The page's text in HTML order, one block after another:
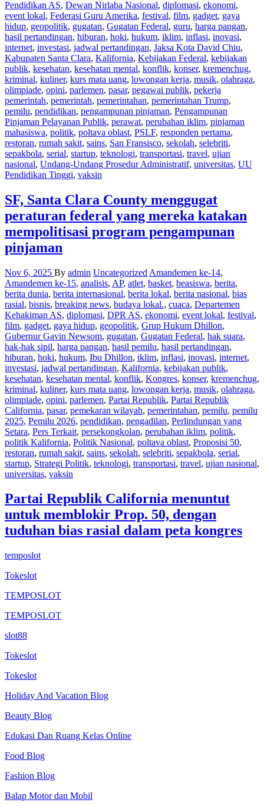
Pendidikan AS, Dewan Nirlaba Nasional, diplomasi, ekonomi,
event lokal, Federasi Guru Amerika, festival, film, gadget, gaya
hidup, geopolitik, gugatan, Gugatan Federal, guru, harga pangan,
hasil pertandingan, hiburan, hoki, hukum, iklim, inflasi, inovasi,
internet, investasi, jadwal pertandingan, Jaksa Kota David Chiu,
Kabupaten Santa Clara, Kalifornia, Kebijakan Federal, kebijakan
publik, kesehatan, kesehatan mental, konflik, konser, kremenchug,
kriminal, kuliner, kurs mata uang, lowongan kerja, musik, olahraga,
olimpiade, opini, parlemen, pasar, pegawai publik, pekerja
pemerintah, pemerintah, pemerintahan, pemerintahan Trump,
pemilu, pendidikan, pengampunan pinjaman, Pengampunan
Pinjaman Pelayanan Publik, perawat, perubahan iklim, pinjaman
mahasiswa, politik, poltava oblast, PSLF, responden pertama,
restoran, rumah sakit, sains, San Fransisco, sekolah, selebriti,
sepakbola, serial, startup, teknologi, transportasi, travel, ujian
nasional, Undang-Undang Prosedur Administratif, universitas, UU
Pendidikan Tinggi, vaksin
SF, Santa Clara County menggugat
peraturan federal yang mereka katakan
mempolitisasi program pengampunan
pinjaman
Nov 6, 2025 By admin Uncategorized Amandemen ke-14,
Amandemen ke-15, analisis, AP, atlet, basket, beasiswa, berita,
berita dunia, berita internasional, berita lokal, berita nasional, bias
rasial, bisnis, breaking news, budaya lokal., cuaca, Departemen
Kehakiman AS, diplomasi, DPR AS, ekonomi, event lokal, festival,
film, gadget, gaya hidup, geopolitik, Grup Hukum Dhillon,
Gubernur Gavin Newsom, gugatan, Gugatan Federal, hak suara,
hak-hak sipil, harga pangan, hasil pemilu, hasil pertandingan,
hiburan, hoki, hukum, Ibu Dhillon, iklim, inflasi, inovasi, internet,
investasi, jadwal pertandingan, Kalifornia, kebijakan publik,
kesehatan, kesehatan mental, konflik, Kongres, konser, kremenchug,
kriminal, kuliner, kurs mata uang, lowongan kerja, musik, olahraga,
olimpiade, opini, parlemen, Partai Republik, Partai Republik
California, pasar, pemekaran wilayah, pemerintahan, pemilu, pemilu
2025, Pemilu 2026, pendidikan, pengadilan, Perlindungan yang
Setara, Pers Terkait, persekongkolan, perubahan iklim, politik,
politik Kalifornia, Politik Nasional, poltava oblast, Proposisi 50,
restoran, rumah sakit, sains, sekolah, selebriti, sepakbola, serial,
startup, Strategi Politik, teknologi, transportasi, travel, ujian nasional,
universitas, vaksin
Partai Republik California menuntut
untuk memblokir Prop. 50, dengan
tuduhan bias rasial dalam peta kongres
temposlot
Tokeslot
TEMPOSLOT
TEMPOSLOT
slot88
Tokeslot
Tokeslot
Holiday And Vacation Blog
Beauty Blog
Edukasi Dan Ruang Kelas Online
Food Blog
Fashion Blog
Balap Motor dan Mobil